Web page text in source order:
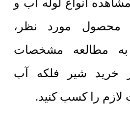
انواع لوله آب و
محصول مورد نظر،
مطالعه مشخصات
خرید شیر فلکه آب
لازم را کسب کنید.